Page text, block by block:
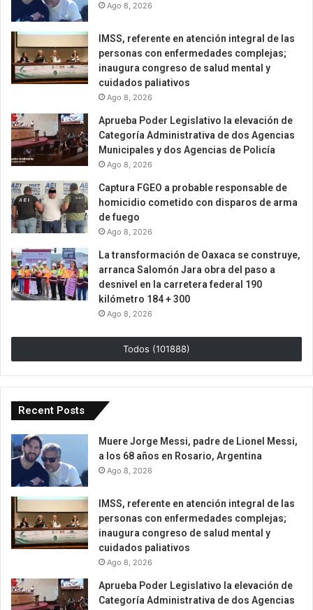
Ago 8, 2026
IMSS, referente en atención integral de las
personas con enfermedades complejas;
inaugura congreso de salud mental y
cuidados paliativos
Ago 8, 2026
Aprueba Poder Legislativo la elevación de
Categoría Administrativa de dos Agencias
Municipales y dos Agencias de Policía
Ago 8, 2026
Captura FGEO a probable responsable de
homicidio cometido con disparos de arma
de fuego
Ago 8, 2026
La transformación de Oaxaca se construye,
arranca Salomón Jara obra del paso a
desnivel en la carretera federal 190
kilómetro 184 + 300
Ago 8, 2026
Todos (101888)
Recent Posts
Muere Jorge Messi, padre de Lionel Messi,
a los 68 años en Rosario, Argentina
Ago 8, 2026
IMSS, referente en atención integral de las
personas con enfermedades complejas;
inaugura congreso de salud mental y
cuidados paliativos
Ago 8, 2026
Aprueba Poder Legislativo la elevación de
Categoría Administrativa de dos Agencias